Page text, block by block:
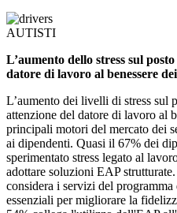
AUTISTI
L’aumento dello stress sul
datore di lavoro al benessere
L’aumento dei livelli di stress sul
attenzione del datore di lavoro al
principali motori del mercato dei
ai dipendenti. Quasi il 67% dei
sperimentato stress legato al
adottare soluzioni EAP
considera i servizi del programma
essenziali per migliorare la